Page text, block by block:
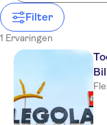
Filter
1 Ervaringen